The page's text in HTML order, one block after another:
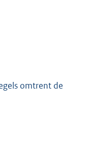
omtrent de